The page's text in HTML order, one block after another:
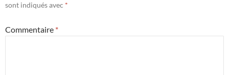
sont indiqués avec *
Commentaire *